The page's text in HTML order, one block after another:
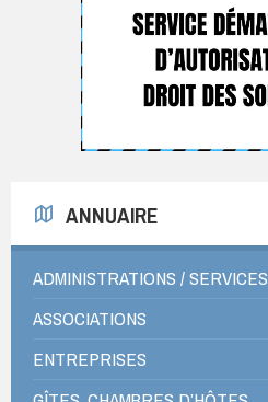
ANNUAIRE
ADMINISTRATIONS / SERVICES
ASSOCIATIONS
ENTREPRISES